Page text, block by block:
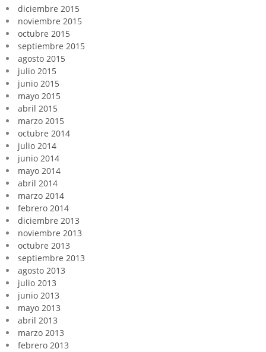
diciembre 2015
noviembre 2015
octubre 2015
septiembre 2015
agosto 2015
julio 2015
junio 2015
mayo 2015
abril 2015
marzo 2015
octubre 2014
julio 2014
junio 2014
mayo 2014
abril 2014
marzo 2014
febrero 2014
diciembre 2013
noviembre 2013
octubre 2013
septiembre 2013
agosto 2013
julio 2013
junio 2013
mayo 2013
abril 2013
marzo 2013
febrero 2013